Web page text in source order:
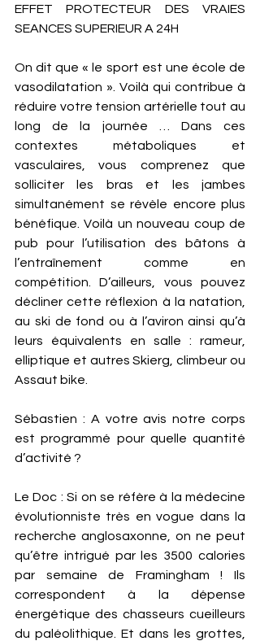
EFFET PROTECTEUR DES VRAIES
SEANCES SUPERIEUR A 24H
On dit que « le sport est une école de
vasodilatation ». Voilà qui contribue à
réduire votre tension artérielle tout au
long de la journée … Dans ces
contextes métaboliques et
vasculaires, vous comprenez que
solliciter les bras et les jambes
simultanément se révèle encore plus
bénéfique. Voilà un nouveau coup de
pub pour l’utilisation des bâtons à
l’entraînement comme en
compétition. D’ailleurs, vous pouvez
décliner cette réflexion à la natation,
au ski de fond ou à l’aviron ainsi qu’à
leurs équivalents en salle : rameur,
elliptique et autres Skierg, climbeur ou
Assaut bike.
Sébastien : A votre avis notre corps
est programmé pour quelle quantité
d’activité ?
Le Doc : Si on se réfère à la médecine
évolutionniste très en vogue dans la
recherche anglosaxonne, on ne peut
qu’être intrigué par les 3500 calories
par semaine de Framingham ! Ils
correspondent à la dépense
énergétique des chasseurs cueilleurs
du paléolithique. Et dans les grottes,